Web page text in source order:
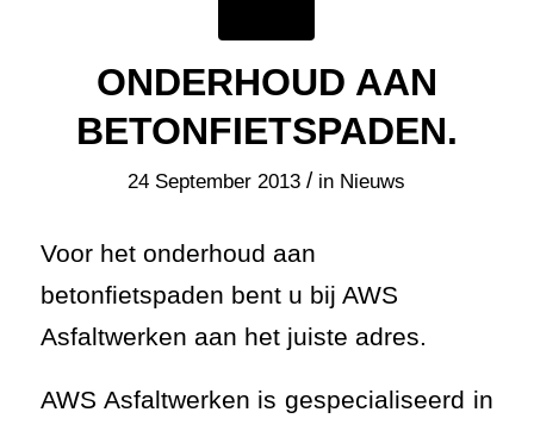
ONDERHOUD AAN
BETONFIETSPADEN.
24 September 2013 / in Nieuws
Voor het onderhoud aan
betonfietspaden bent u bij AWS
Asfaltwerken aan het juiste adres.
AWS Asfaltwerken is gespecialiseerd in